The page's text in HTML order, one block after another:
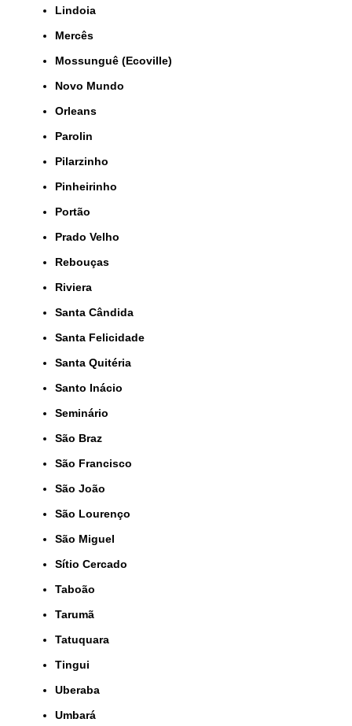
Lindoia
Mercês
Mossunguê (Ecoville)
Novo Mundo
Orleans
Parolin
Pilarzinho
Pinheirinho
Portão
Prado Velho
Rebouças
Riviera
Santa Cândida
Santa Felicidade
Santa Quitéria
Santo Inácio
Seminário
São Braz
São Francisco
São João
São Lourenço
São Miguel
Sítio Cercado
Taboão
Tarumã
Tatuquara
Tingui
Uberaba
Umbará